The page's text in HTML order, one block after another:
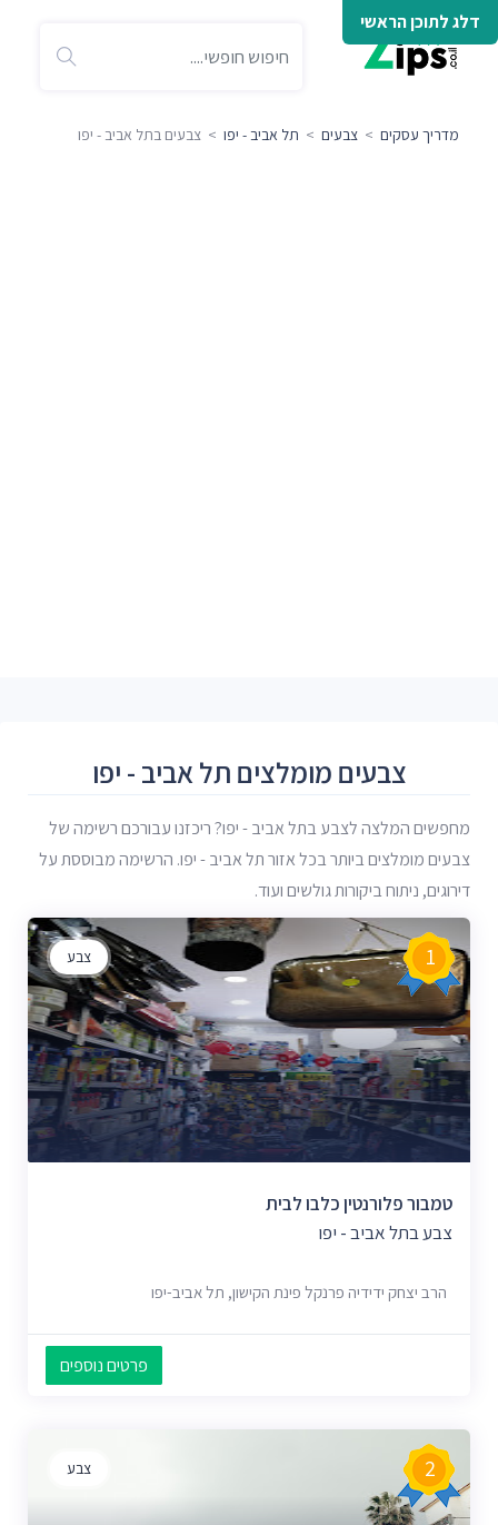
דלג לתוכן הראשי
מדריך עסקים > צבעים > תל אביב - יפו > צבעים בתל אביב - יפו
צבעים מומלצים תל אביב - יפו
מחפשים המלצה לצבע בתל אביב - יפו? ריכזנו עבורכם רשימה של
צבעים מומלצים ביותר בכל אזור תל אביב - יפו. הרשימה מבוססת על
דירוגים, ניתוח ביקורות גולשים ועוד.
צבע 1
טמבור פלורנטין כלבו לבית
צבע בתל אביב - יפו
הרב יצחק ידידיה פרנקל פינת הקישון, תל אביב-יפו
פרטים נוספים
צבע 2